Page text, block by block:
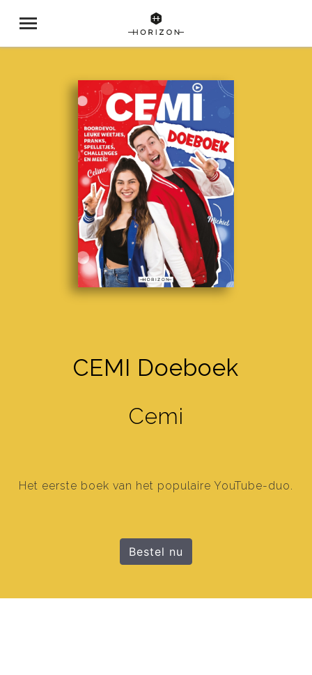
CEMI Doeboek
Cemi
Het eerste boek van het populaire YouTube-duo.
Bestel nu